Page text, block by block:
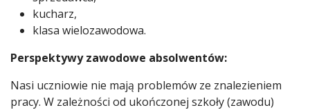
kucharz,
klasa wielozawodowa.
Perspektywy zawodowe absolwentów:
Nasi uczniowie nie mają problemów ze znalezieniem
pracy. W zależności od ukończonej szkoły (zawodu)